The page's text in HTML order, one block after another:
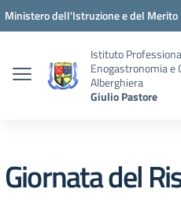
Vai ai contenuti
Vai al menu di navigazione
Vai al footer
Ministero dell'Istruzione e del Merito
Istituto
Enogastronomia e
Alberghiera
Giulio Pastore
Giornata del